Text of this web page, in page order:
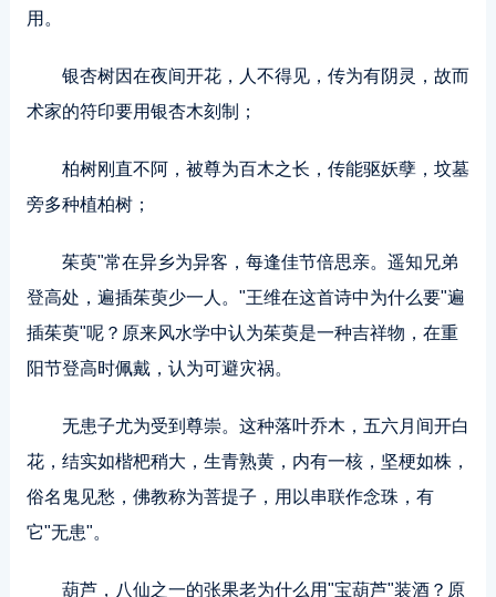
用。
银杏树因在夜间开花，人不得见，传为有阴灵，故而
术家的符印要用银杏木刻制；
柏树刚直不阿，被尊为百木之长，传能驱妖孽，坟墓
旁多种植柏树；
茱萸"常在异乡为异客，每逢佳节倍思亲。遥知兄弟
登高处，遍插茱萸少一人。"王维在这首诗中为什么要"遍
插茱萸"呢？原来风水学中认为茱萸是一种吉祥物，在重
阳节登高时佩戴，认为可避灾祸。
无患子尤为受到尊崇。这种落叶乔木，五六月间开白
花，结实如楷杷稍大，生青熟黄，内有一核，坚梗如株，
俗名鬼见愁，佛教称为菩提子，用以串联作念珠，有
它"无患"。
葫芦，八仙之一的张果老为什么用"宝葫芦"装酒？原